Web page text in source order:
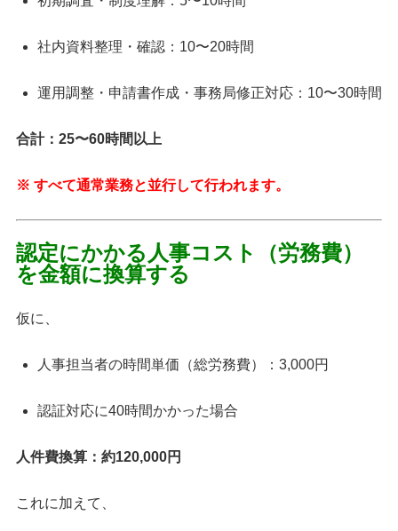
社内資料整理・確認：10〜20時間
運用調整・申請書作成・事務局修正対応：10〜30時間
合計：25〜60時間以上
※ すべて通常業務と並行して行われます。
認定にかかる人事コスト（労務費）
を金額に換算する
仮に、
人事担当者の時間単価（総労務費）：3,000円
認証対応に40時間かかった場合
人件費換算：約120,000円
これに加えて、